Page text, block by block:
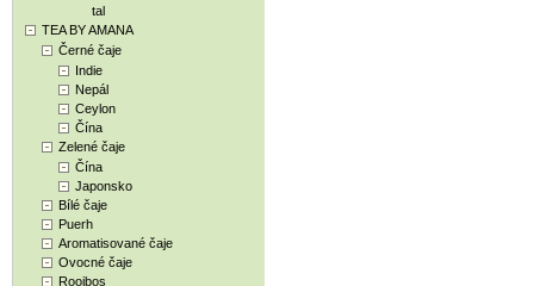
tal
TEA BY AMANA
Černé čaje
Indie
Nepál
Ceylon
Čína
Zelené čaje
Čína
Japonsko
Bílé čaje
Puerh
Aromatisované čaje
Ovocné čaje
Rooibos